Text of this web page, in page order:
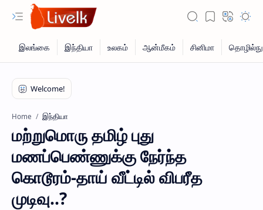
Home இந்தியா
மற்றுமொரு தமிழ் புது
மணப்பெண்ணுக்கு நேர்ந்த
கொடூரம்-தாய் வீட்டில் விபரீத
முடிவு..?